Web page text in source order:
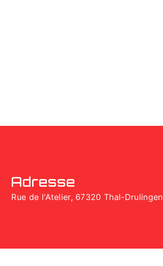
Adresse
Rue de l'Atelier, 67320 Thal-Drulingen